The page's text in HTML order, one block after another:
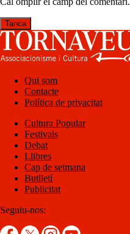
Tanca
Qui som
Contacte
Política de privacitat
Cultura Popular
Festivals
Debat
Llibres
Cap de setmana
Butlletí
Publicitat
Seguiu-nos: